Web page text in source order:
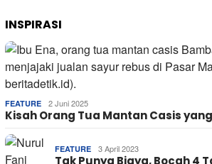
INSPIRASI
FEATURE 2 Juni 2025
Kisah Orang Tua Mantan Casis
FEATURE 3 April 2023
Tak Punya Biaya, Bocah 4